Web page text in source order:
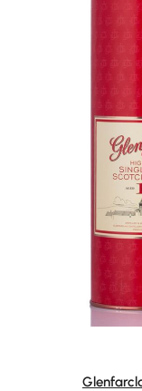
Durchschnittliche